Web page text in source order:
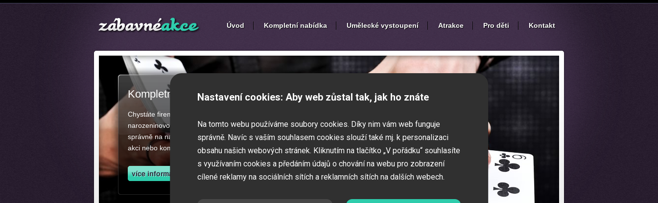
Úvod Kompletní nabídka Umělecké vystoupení Atrakce Pro děti Kontakt
Kompletní zajištěnízábavných akcí
Chystáte firemní akci, večírek nebo ples? Připravujete svatbu,
narozeninovou oslavu či zábavné představení pro děti? Pak jste
správně na našich stránkách. Zajistíme Vám jednotlivé umělce na Vaši
akci nebo kompletní zajištění zábavných a firemních akcí.
Nastavení cookies: Aby web zůstal tak, jak ho znáte
Na tomto webu používáme soubory cookies. Díky nim vám web funguje
správně. Navíc s vaším souhlasem cookies slouží také mj. k personalizaci
obsahu našich webových stránek. Kliknutím na tlačítko „V pořádku“ souhlasíte
s využívaním cookies a předáním údajů o chování na webu pro zobrazení
cílené reklamy na sociálních sítích a reklamních sítích na dalších webech.